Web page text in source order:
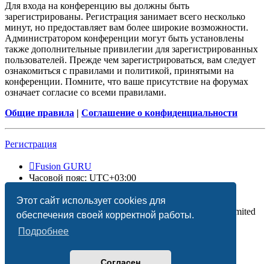
Этот сайт использует cookies для
обеспечения своей корректной работы.
Подробнее
Для входа на конференцию вы должны быть
зарегистрированы. Регистрация занимает всего несколько
минут, но предоставляет вам более широкие возможности.
Администратором конференции могут быть установлены
также дополнительные привилегии для зарегистрированных
пользователей. Прежде чем зарегистрироваться, вам следует
ознакомиться с правилами и политикой, принятыми на
конференции. Помните, что ваше присутствие на форумах
означает согласие со всеми правилами.
Общие правила | Соглашение о конфиденциальности
Регистрация
Fusion GURU
Часовой пояс: UTC+03:00
Создано на основеphpBB® Forum Software © phpBB Limited